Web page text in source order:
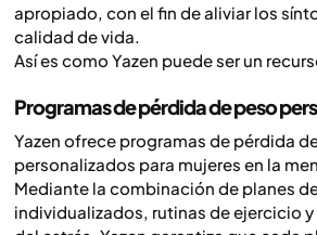
apropiado, con el fin de aliviar los
calidad de vida.
Así es como Yazen puede ser un
Programas de pérdida de peso
Yazen ofrece programas de pérdida
personalizados para mujeres en la
Mediante la combinación de planes
individualizados, rutinas de ejercicio